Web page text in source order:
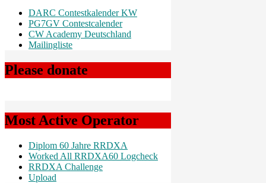
DARC Contestkalender KW
PG7GV Contestcalender
CW Academy Deutschland
Mailingliste
Please donate
Most Active Operator
Diplom 60 Jahre RRDXA
Worked All RRDXA60 Logcheck
RRDXA Challenge
Upload